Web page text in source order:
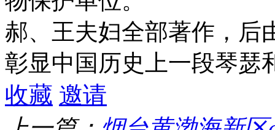
郝、王夫妇全部著作，后
彰显中国历史上一段琴瑟
收藏 邀请